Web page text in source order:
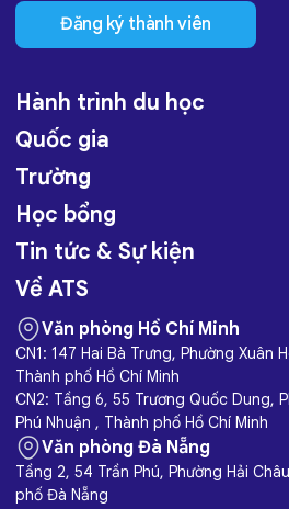
Đăng ký thành viên
Hành trình du học
Quốc gia
Trường
Học bổng
Tin tức & Sự kiện
Về ATS
Văn phòng Hồ Chí Minh
CN1: 147 Hai Bà Trưng, Phường Xuân
Thành phố Hồ Chí Minh
CN2: Tầng 6, 55 Trương Quốc Dung,
Phú Nhuận , Thành phố Hồ Chí Minh
Văn phòng Đà Nẵng
Tầng 2, 54 Trần Phú, Phường Hải
phố Đà Nẵng